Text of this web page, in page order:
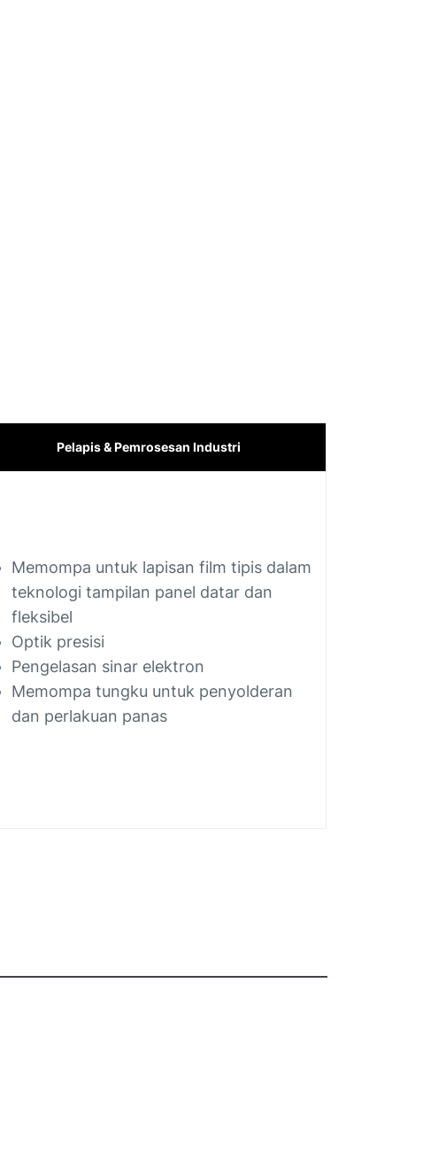
Pelapis & Pemrosesan Industri
Memompa untuk lapisan film tipis dalam
teknologi tampilan panel datar dan
fleksibel
Optik presisi
Pengelasan sinar elektron
Memompa tungku untuk penyolderan
dan perlakuan panas